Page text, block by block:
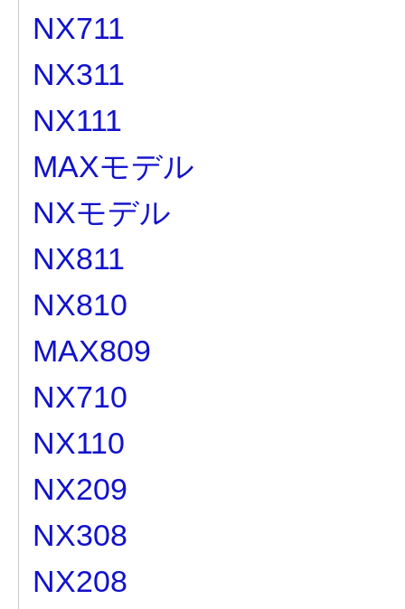
NX711
NX311
NX111
MAXモデル
NXモデル
NX811
NX810
MAX809
NX710
NX110
NX209
NX308
NX208